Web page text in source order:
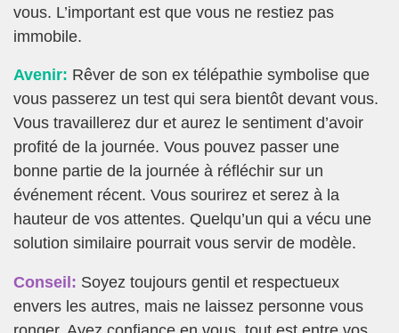
vous. L’important est que vous ne restiez pas
immobile.
Avenir: Rêver de son ex télépathie symbolise que
vous passerez un test qui sera bientôt devant vous.
Vous travaillerez dur et aurez le sentiment d’avoir
profité de la journée. Vous pouvez passer une
bonne partie de la journée à réfléchir sur un
événement récent. Vous sourirez et serez à la
hauteur de vos attentes. Quelqu’un qui a vécu une
solution similaire pourrait vous servir de modèle.
Conseil: Soyez toujours gentil et respectueux
envers les autres, mais ne laissez personne vous